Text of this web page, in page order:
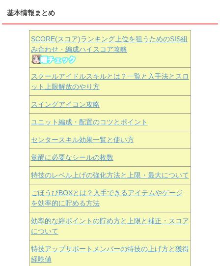
基本情報まとめ
SCORE(スコア)ランキング上位を狙うためのSIS組
み合わせ・編成ハイスコア攻略
スクールアイドルスキルとは？一覧と入手法とスロ
ット上限解放のやり方
スイングアイコン攻略
ユニット編成・配置のコツとポイント
センタースキル効果一覧と使い方
覚醒に必要なシールの枚数
特技のレベル上げの強化方法と上限・最大について
ごほうびBOXとは？入手できるアイテムやゲージ
を効率的に貯める方法
効率的な絆ポイントの貯め方と上限と補正・スコア
について
特技アップサポートメンバーの特技の上げ方と獲得
経験値